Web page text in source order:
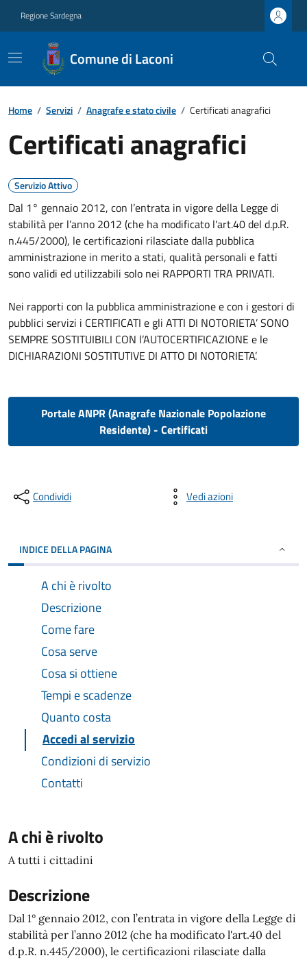
Regione Sardegna
Comune di Laconi
Home / Servizi / Anagrafe e stato civile / Certificati anagrafici
Certificati anagrafici
Servizio Attivo
Dal 1° gennaio 2012, con l’entrata in vigore della Legge di
stabilità per l’anno 2012 (che ha modificato l'art.40 del d.p.R.
n.445/2000), le certificazioni rilasciate dalla pubblica
amministrazione in merito a stati, qualità personali e fatti
sono validi ed utilizzabili solo nei RAPPORTI TRA PRIVATI.
Nei rapporti con la pubblica amministrazione e con i gestori di
pubblici servizi i CERTIFICATI e gli ATTI DI NOTORIETA’ SONO
SEMPRE SOSTITUIBILI CON l’AUTOCERTIFICAZIONE e le
DICHIARAZIONI SOSTITUTIVE DI ATTO DI NOTORIETA’.
Portale ANPR (Anagrafe Nazionale Popolazione
Residente) - Certificati
Condividi Vedi azioni
INDICE DELLA PAGINA
A chi è rivolto
Descrizione
Come fare
Cosa serve
Cosa si ottiene
Tempi e scadenze
Quanto costa
Accedi al servizio
Condizioni di servizio
Contatti
A chi è rivolto
A tutti i cittadini
Descrizione
Dal 1° gennaio 2012, con l’entrata in vigore della Legge di
stabilità per l’anno 2012 (che ha modificato l'art.40 del
d.p.R. n.445/2000), le certificazioni rilasciate dalla